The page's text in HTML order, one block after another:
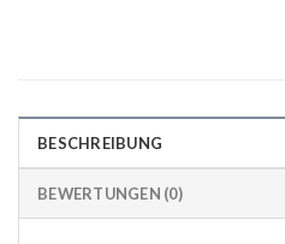
BESCHREIBUNG
BEWERTUNGEN (0)